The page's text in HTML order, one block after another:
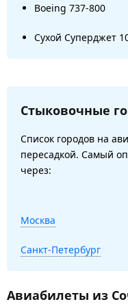
Boeing 737-800
Сухой Суперджет
Стыковочные
Список городов на
пересадкой. Самый
через:
Москва
Санкт-Петербург
Авиабилеты из